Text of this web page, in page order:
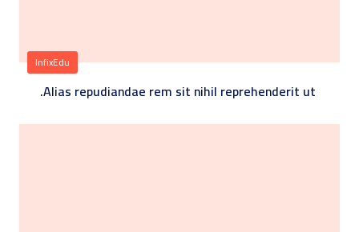
InfixEdu
Alias repudiandae rem sit nihil reprehenderit ut.